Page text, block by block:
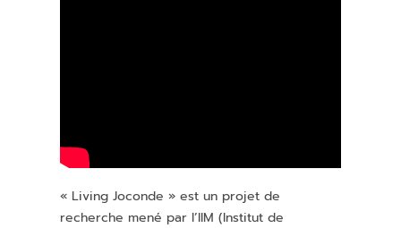
« Living Joconde » est un projet de
recherche mené par l’IIM (Institut de